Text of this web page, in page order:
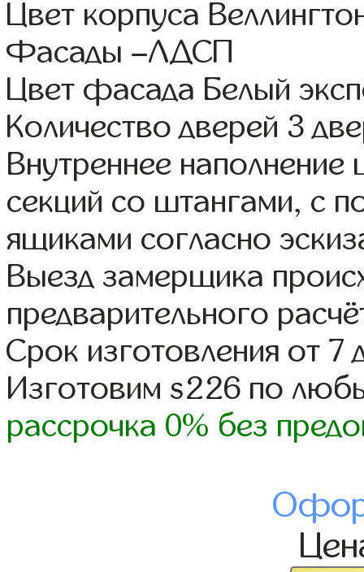
Цвет корпуса
Фасады –ЛДСП
Цвет фасада Белый
Количество дверей 3
Внутреннее
секций со штангами, с
ящиками согласно
Выезд замерщика
предварительного
Срок изготовления от 7
Изготовим s226 по
рассрочка 0% без